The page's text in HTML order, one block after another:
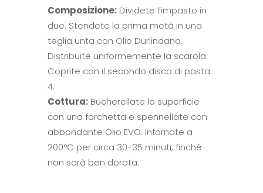
Composizione:Dividete l’impasto in
due. Stendete la prima metà in una
teglia unta con Olio Durlindana.
Distribuite uniformemente la scarola.
Coprite con il secondo disco di pasta.
Cottura:Bucherellate la superficie
con una forchetta e spennellate con
abbondante Olio EVO. Infornate a
200°C per circa 30-35 minuti, finché
non sarà ben dorata.